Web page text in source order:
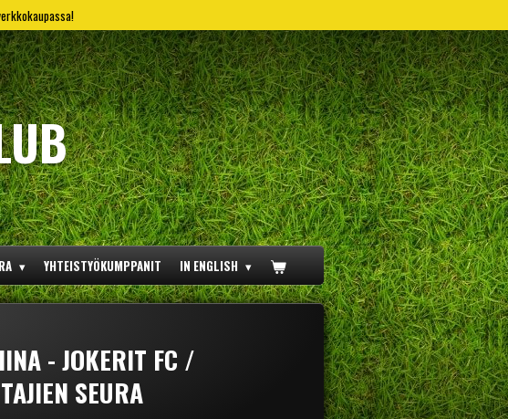
YHTEISTYÖKUMPPANIT IN ENGLISH
- JOKERIT FC /
SEURA